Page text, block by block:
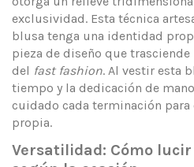
exclusividad. Esta técnica
blusa tenga una identidad
pieza de diseño que
del fast fashion. Al vestir esta
tiempo y la dedicación de
cuidado cada terminación
propia.
Versatilidad: Cómo